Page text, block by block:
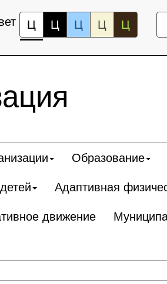
Ц Ц Ц Ц Ц
Образование
Адаптивная
движение